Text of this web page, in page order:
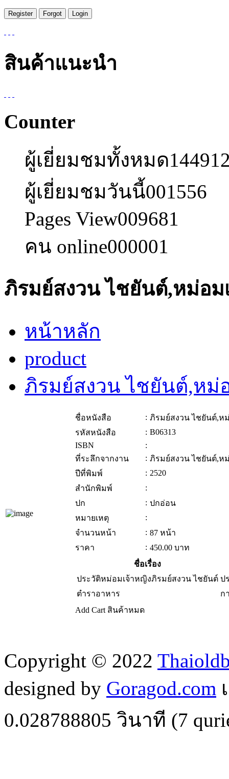
สินค้าแนะนำ
Counter
ผู้เยี่ยมชมทั้งหมด
ผู้เยี่ยมชมวันนี้001556
Pages View009681
คน online000001
ภิรมย์สงวน ไชยันต์,หม่อม
หน้าหลัก
product
ภิรมย์สงวน ไชยันต์,หม่
ชื่อหนังสือ : ภิรมย์สงวน ไชยันต์,ห
รหัสหนังสือ
: B06313
ISBN
:
ที่ระลึกจากงาน
: ภิรมย์สงวน ไชยันต์,ห
ปีที่พิมพ์
: 2520
สำนักพิมพ์
:
ปก
: ปกอ่อน
หมายเหตุ
:
จำนวนหน้า
: 87 หน้า
ราคา
: 450.00 บาท
ชื่อเรื่อง
ประวัติหม่อมเจ้าหญิงภิรมย์สงวน ไชยันต์ ป
ตำราอาหาร
ก
Add Cart สินค้าหมด
Copyright © 2022
designed by Goragod.com
0.028788805 วินาที (7